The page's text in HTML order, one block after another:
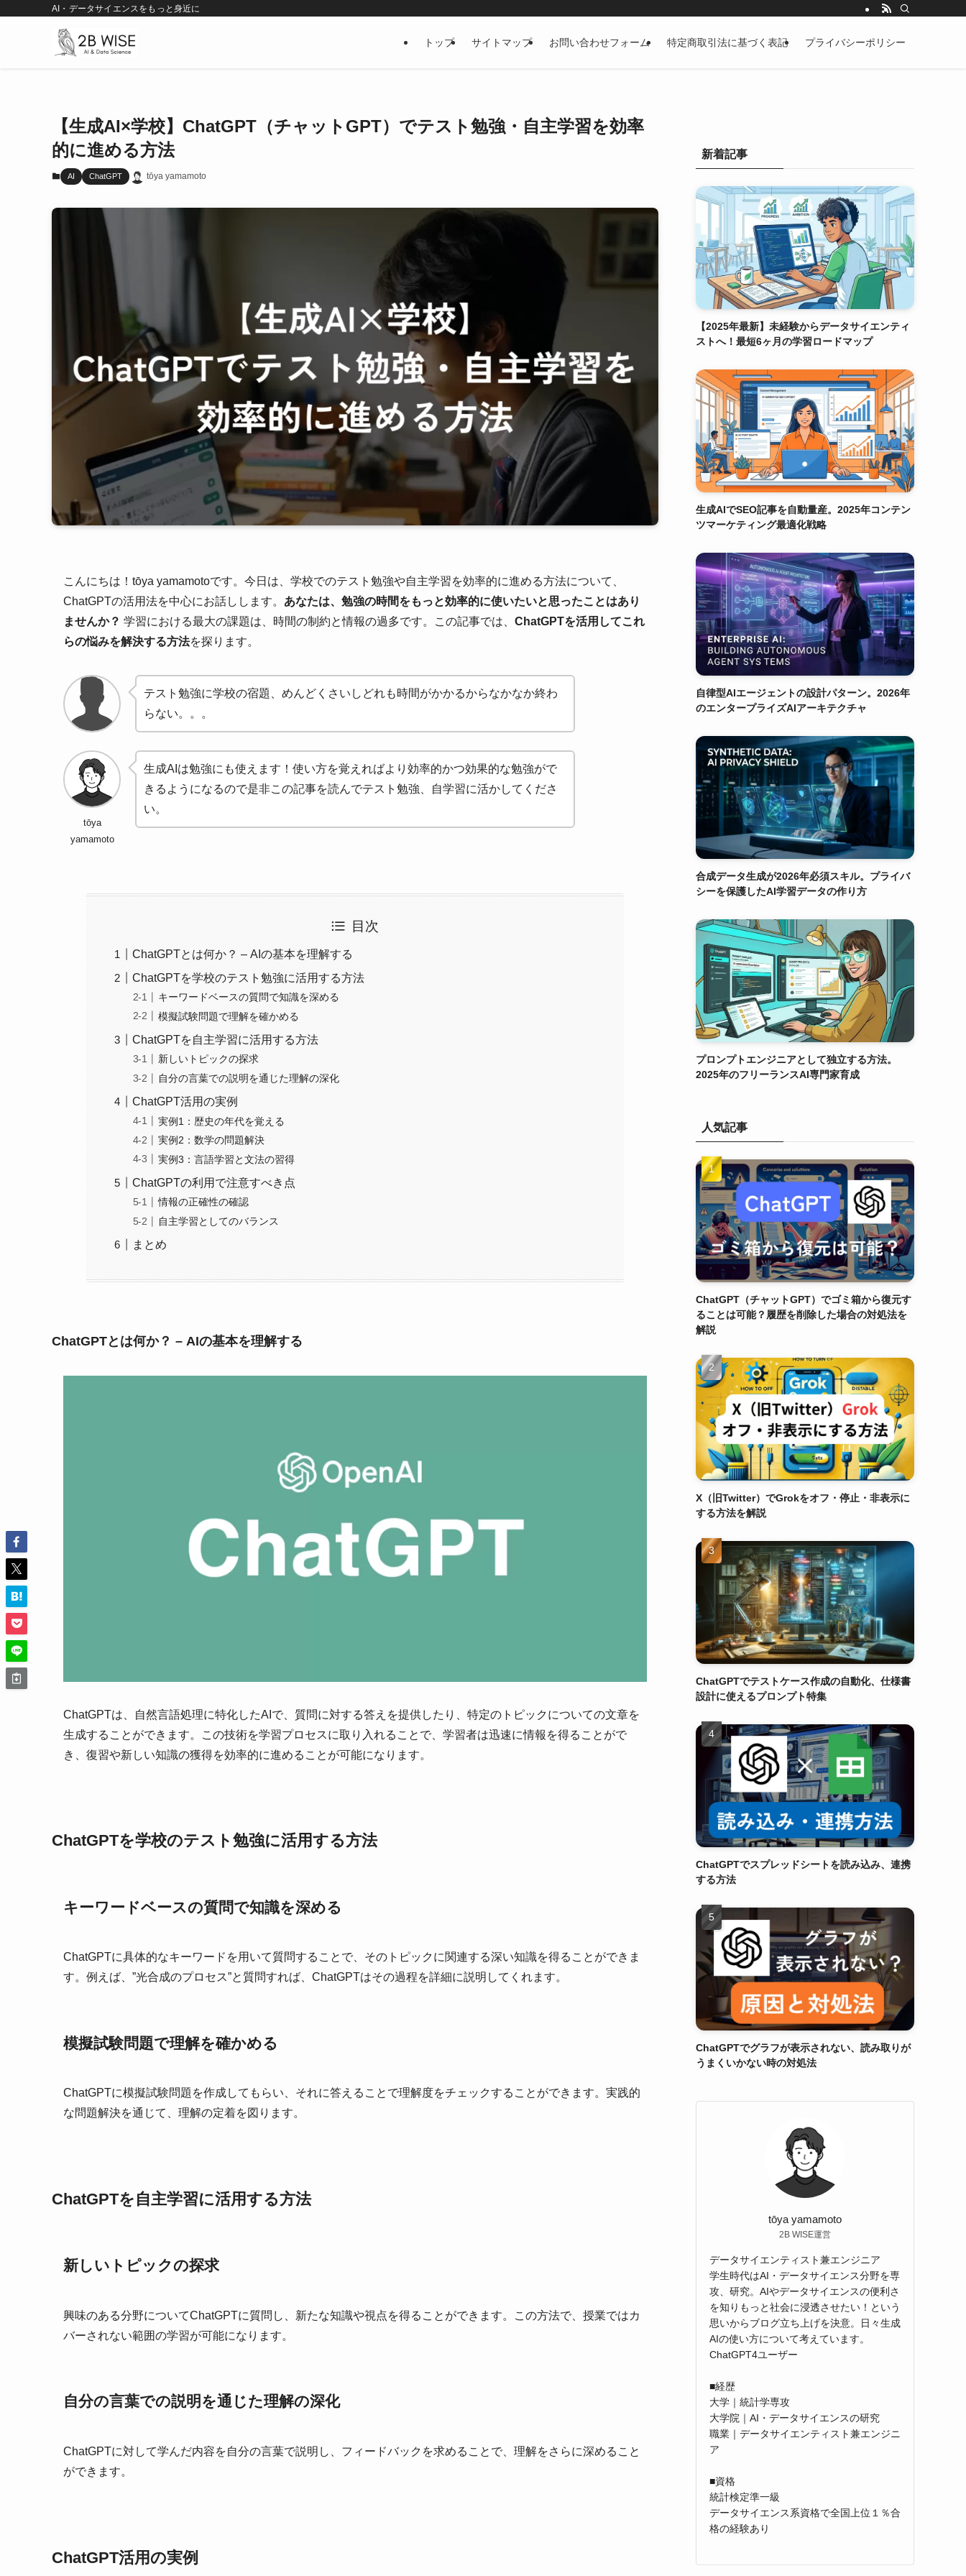
AI・データサイエンスをもっと身近に
トップ サイトマップ お問い合わせフォーム 特定商取引法に基づく表記 プライバシーポリシー
【生成AI×学校】ChatGPT（チャットGPT）でテスト勉強・自主学習を効率
的に進める方法
AI ChatGPT tōya yamamoto
こんにちは！tōya yamamotoです。今日は、学校でのテスト勉強や自主学習を効率的に進める方法について、
ChatGPTの活用法を中心にお話しします。 あなたは、勉強の時間をもっと効率的に使いたいと思ったことはあり
ませんか？ 学習における最大の課題は、時間の制約と情報の過多です。この記事では、 ChatGPTを活用してこれ
らの悩みを解決する方法を探ります。
テスト勉強に学校の宿題、めんどくさいしどれも時間がかかるからなかなか終わ
らない。。。
tōya
yamamoto
生成AIは勉強にも使えます！使い方を覚えればより効率的かつ効果的な勉強がで
きるようになるので是非この記事を読んでテスト勉強、自学習に活かしてくださ
い。
目次
ChatGPTとは何か？ – AIの基本を理解する
ChatGPTを学校のテスト勉強に活用する方法
キーワードベースの質問で知識を深める
模擬試験問題で理解を確かめる
ChatGPTを自主学習に活用する方法
新しいトピックの探求
自分の言葉での説明を通じた理解の深化
ChatGPT活用の実例
実例1：歴史の年代を覚える
実例2：数学の問題解決
実例3：言語学習と文法の習得
ChatGPTの利用で注意すべき点
情報の正確性の確認
自主学習としてのバランス
まとめ
ChatGPTとは何か？ – AIの基本を理解する
ChatGPTは、自然言語処理に特化したAIで、質問に対する答えを提供したり、特定のトピックについての文章を
生成することができます。この技術を学習プロセスに取り入れることで、学習者は迅速に情報を得ることがで
き、復習や新しい知識の獲得を効率的に進めることが可能になります。
ChatGPTを学校のテスト勉強に活用する方法
キーワードベースの質問で知識を深める
ChatGPTに具体的なキーワードを用いて質問することで、そのトピックに関連する深い知識を得ることができま
す。例えば、”光合成のプロセス”と質問すれば、ChatGPTはその過程を詳細に説明してくれます。
模擬試験問題で理解を確かめる
ChatGPTに模擬試験問題を作成してもらい、それに答えることで理解度をチェックすることができます。実践的
な問題解決を通じて、理解の定着を図ります。
ChatGPTを自主学習に活用する方法
新しいトピックの探求
興味のある分野についてChatGPTに質問し、新たな知識や視点を得ることができます。この方法で、授業ではカ
バーされない範囲の学習が可能になります。
自分の言葉での説明を通じた理解の深化
ChatGPTに対して学んだ内容を自分の言葉で説明し、フィードバックを求めることで、理解をさらに深めること
ができます。
ChatGPT活用の実例
新着記事
【2025年最新】未経験からデータサイエンティ
ストへ！最短6ヶ月の学習ロードマップ
生成AIでSEO記事を自動量産。2025年コンテン
ツマーケティング最適化戦略
自律型AIエージェントの設計パターン。2026年
のエンタープライズAIアーキテクチャ
合成データ生成が2026年必須スキル。プライバ
シーを保護したAI学習データの作り方
プロンプトエンジニアとして独立する方法。
2025年のフリーランスAI専門家育成
人気記事
ChatGPT（チャットGPT）でゴミ箱から復元す
ることは可能？履歴を削除した場合の対処法を
解説
X（旧Twitter）でGrokをオフ・停止・非表示に
する方法を解説
ChatGPTでテストケース作成の自動化、仕様書
設計に使えるプロンプト特集
ChatGPTでスプレッドシートを読み込み、連携
する方法
ChatGPTでグラフが表示されない、読み取りが
うまくいかない時の対処法
tōya yamamoto
2B WISE運営
データサイエンティスト兼エンジニア
学生時代はAI・データサイエンス分野を専
攻、研究。AIやデータサイエンスの便利さ
を知りもっと社会に浸透させたい！という
思いからブログ立ち上げを決意。日々生成
AIの使い方について考えています。
ChatGPT4ユーザー
■経歴
大学｜統計学専攻
大学院｜AI・データサイエンスの研究
職業｜データサイエンティスト兼エンジニ
ア
■資格
統計検定準一級
データサイエンス系資格で全国上位１％合
格の経験あり